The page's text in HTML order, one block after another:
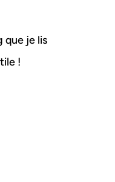
que je lis
!